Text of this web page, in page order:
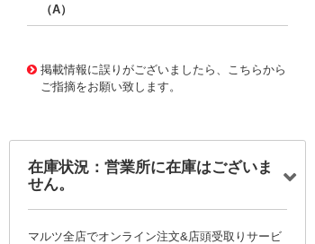
（A）
掲載情報に誤りがございましたら、こちらから
ご指摘をお願い致します。
在庫状況：営業所に在庫はございま
せん。
マルツ全店でオンライン注文&店頭受取りサービ